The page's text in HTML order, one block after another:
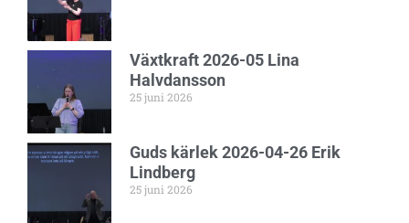
Växtkraft 2026-05 Lina
Halvdansson
25 juni 2026
Guds kärlek 2026-04-26 Erik
Lindberg
25 juni 2026